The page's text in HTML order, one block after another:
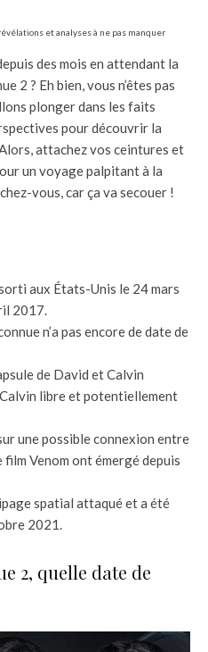
et analyses à ne pas manquer
des mois en attendant la
2 ? Eh bien, vous n’êtes pas
plonger dans les faits
pour découvrir la
attachez vos ceintures et
un voyage palpitant à la
vous, car ça va secouer !
aux États-Unis le 24 mars
2017.
n’a pas encore de date de
de David et Calvin
libre et potentiellement
une possible connexion entre
Venom ont émergé depuis
spatial attaqué et a été
2021.
2, quelle date de